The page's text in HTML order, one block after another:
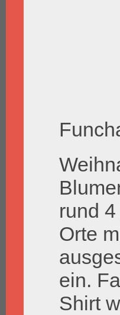
rund
Orte
ein.
Shirt